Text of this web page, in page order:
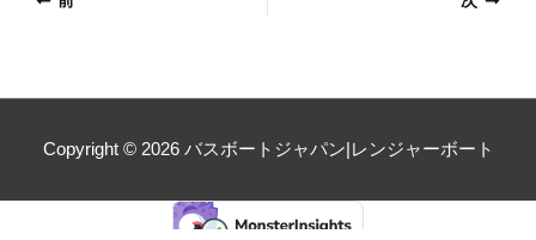
Copyright © 2026 バスボートジャパン|レンジャーボート